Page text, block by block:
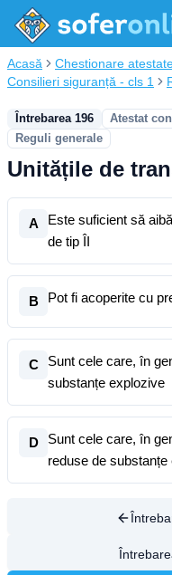
Acasă
Chestionare
Consilieri siguranță - cls 1
Întrebarea 196
Atestat
Reguli generale
Unitățile de
A
Este suficient să
de tip ÎI
B Pot fi acoperite cu
C
Sunt cele care, în
substanțe explozive
D
Sunt cele care, în
reduse de substanțe